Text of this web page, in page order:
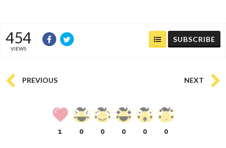
454
VIEWS
SUBSCRIBE
PREVIOUS NEXT
1 0 0 0 0 0